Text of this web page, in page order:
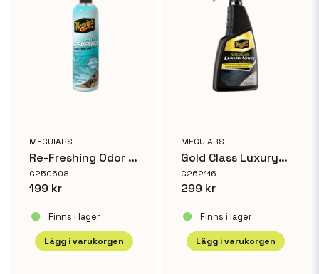
MEGUIARS
Re-Freshing Odor Fighting Spray New Car
G250608
199 kr
Finns i lager
Lägg i varukorgen
MEGUIARS
Gold Class Luxury Matte Non-Slick Finish
G262116
299 kr
Finns i lager
Lägg i varukorgen